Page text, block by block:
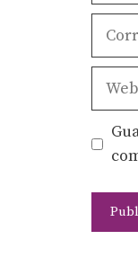
Correo
Web